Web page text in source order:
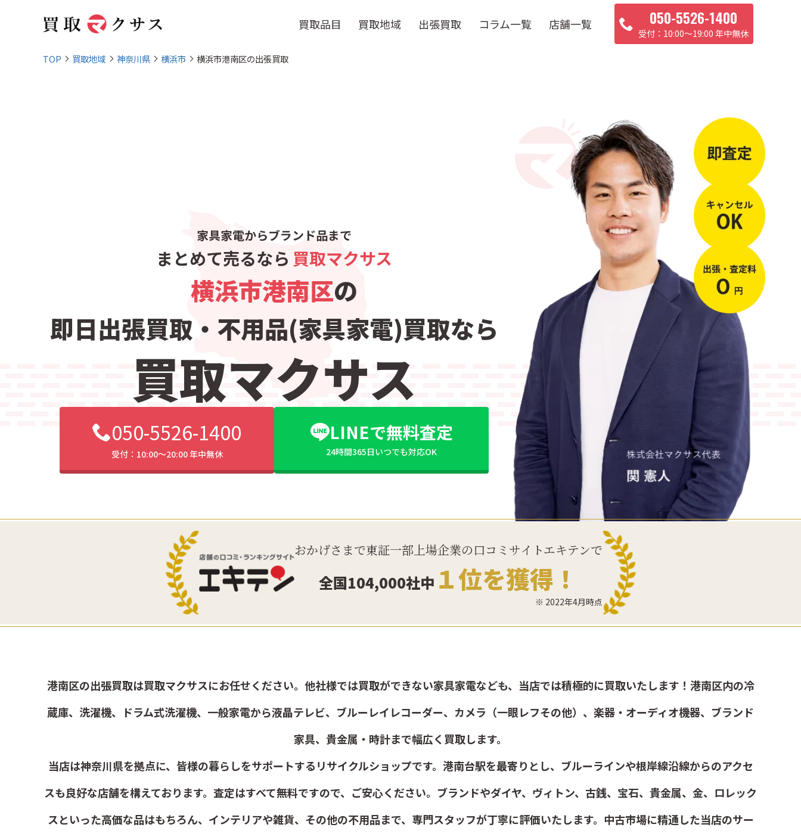
買取品目 買取地域 出張買取 コラム一覧 店舗一覧 050-5526-1400
10:00〜19:00 年中無休
TOP 買取地域 神奈川県 横浜市 横浜市港南区の出張買取
家具家電からブランド品まで
まとめて売るなら 買取マクサス
横浜市港南区の
即日出張買取・ 不用品(家具家電)買取なら
買取マクサス
050-5526-1400
受付：10:00〜20:00 年中無休
LINEで無料査定
24時間365日いつでも対応OK
おかげさまで東証一部上場企業の口コミサイトエキテンで
全国104,000社中 １位を獲得！
※ 2022年4月時点
港南区の出張買取は買取マクサスにお任せください。他社様では買取ができない家具家電なども、当店では積極的に買取いたします！港南区内の冷
蔵庫、洗濯機、ドラム式洗濯機、一般家電から液晶テレビ、ブルーレイレコーダー、カメラ（一眼レフその他）、楽器・オーディオ機器、ブランド
家具、貴金属・時計まで幅広く買取します。
当店は神奈川県を拠点に、皆様の暮らしをサポートするリサイクルショップです。港南台駅を最寄りとし、ブルーラインや根岸線沿線からのアクセ
スも良好な店舗を構えております。査定はすべて無料ですので、ご安心ください。ブランドやダイヤ、ヴィトン、古銭、宝石、貴金属、金、ロレック
スといった高価な品はもちろん、インテリアや雑貨、その他の不用品まで、専門スタッフが丁寧に評価いたします。中古市場に精通した当店のサー